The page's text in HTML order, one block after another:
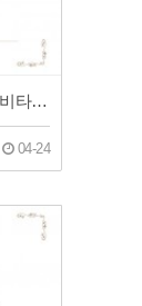
신한은행 인천동구청점에서 생수, 비타오백 음료를 후원해 주셨습니다!
04-24